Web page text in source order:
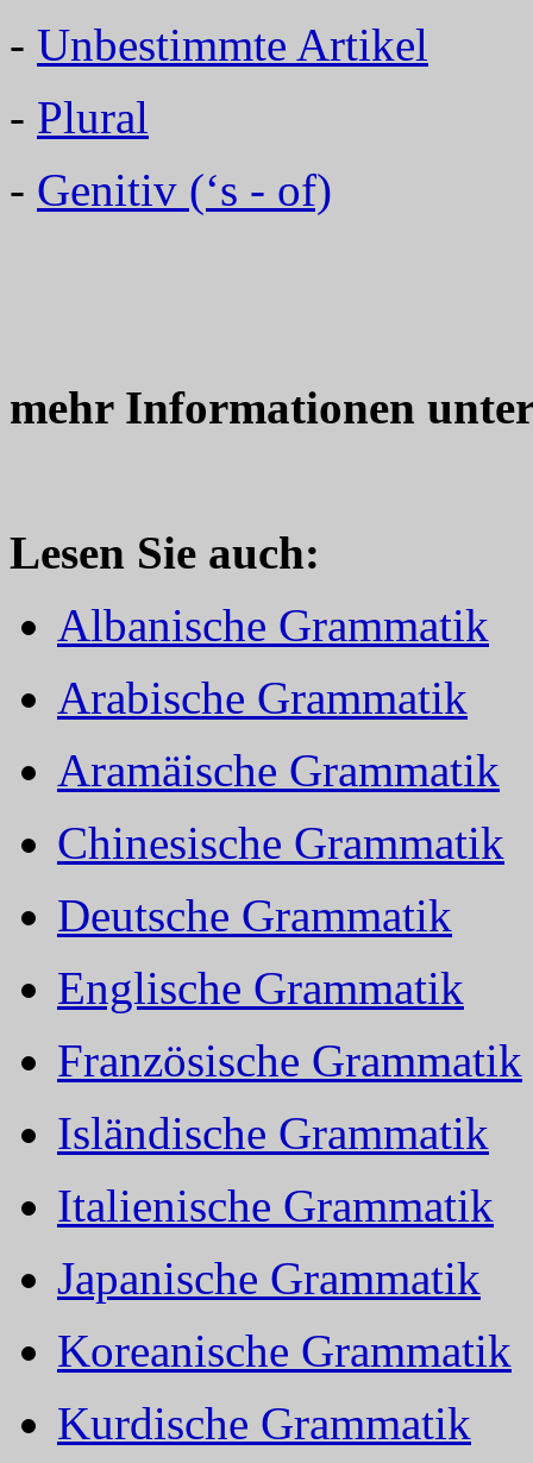
- Unbestimmte Artikel
- Plural
- Genitiv (‘s - of)
mehr Informationen
Lesen Sie auch:
Albanische Grammatik
Arabische Grammatik
Aramäische Grammatik
Chinesische Grammatik
Deutsche Grammatik
Englische Grammatik
Französische Grammatik
Isländische Grammatik
Italienische Grammatik
Japanische Grammatik
Koreanische Grammatik
Kurdische Grammatik